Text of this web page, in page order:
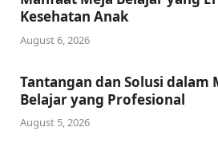
Kesehatan Anak
August 6, 2026
Tantangan dan Solusi dalam
Belajar yang Profesional
August 5, 2026